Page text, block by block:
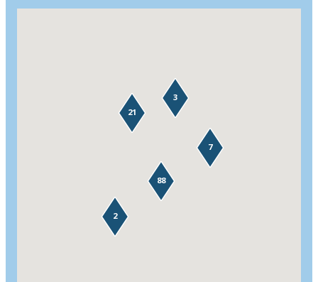
88
7
21
2
3